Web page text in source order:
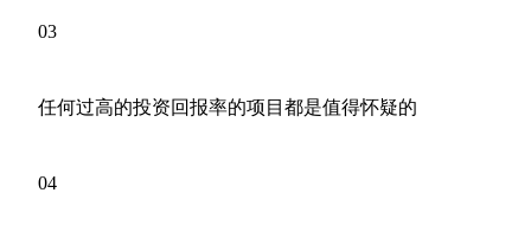
03
任何过高的投资回报率的项目都是值得怀疑的
04